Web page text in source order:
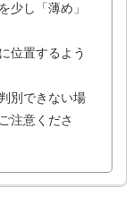
少し「薄め」
位置するよう
別できない場
注意くださ